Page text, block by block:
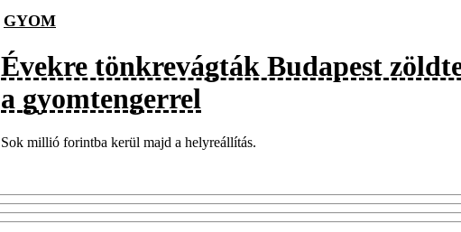
GYOM
Évekre tönkrevágták Budapest
a gyomtengerrel
Sok millió forintba kerül majd a helyreállítás.